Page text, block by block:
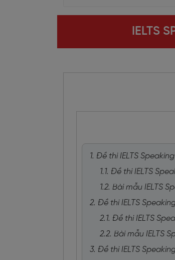
IELTS
1. Đề thi IELTS
1.1. Đề thi IELTS
1.2. Bài mẫu IELTS
2. Đề thi IELTS
2.1. Đề thi IELTS
2.2. Bài mẫu IELTS
3. Đề thi IELTS